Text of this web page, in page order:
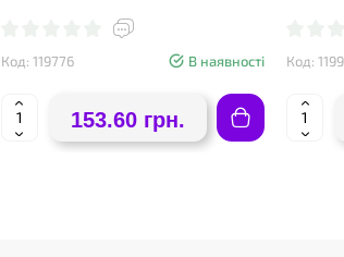
Код: 119776 В наявності
153.60 грн.
Код: